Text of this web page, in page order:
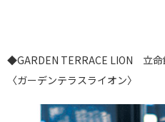
◆GARDEN TERRACE LION 立命
〈ガーデンテラスライオン〉